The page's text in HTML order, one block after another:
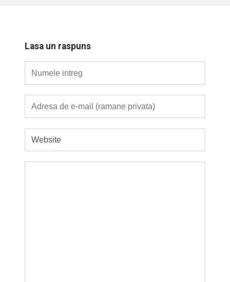
Lasa un raspuns